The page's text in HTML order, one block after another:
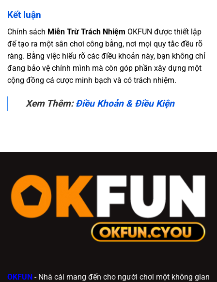
Kết luận
Chính sách Miễn Trừ Trách Nhiệm OKFUN được thiết lập
để tạo ra một sân chơi công bằng, nơi mọi quy tắc đều rõ
ràng. Bằng việc hiểu rõ các điều khoản này, bạn không chỉ
đang bảo vệ chính mình mà còn góp phần xây dựng một
cộng đồng cá cược minh bạch và có trách nhiệm.
Xem Thêm:Điều Khoản & Điều Kiện
OKFUN - Nhà cái mang đến cho người chơi một không gian